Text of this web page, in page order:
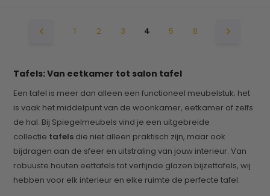
1 2 3 4 5 8
Tafels: Van eetkamer tot salon tafel
Een tafel is meer dan alleen een functioneel meubelstuk; het
is vaak het middelpunt van de woonkamer, eetkamer of zelfs
de hal. Bij Spiegelmeubels vind je een uitgebreide
collectie tafels die niet alleen praktisch zijn, maar ook
bijdragen aan de sfeer en uitstraling van jouw interieur. Van
robuuste houten eettafels tot verfijnde glazen bijzettafels, wij
hebben voor elk interieur en elke ruimte de perfecte tafel.